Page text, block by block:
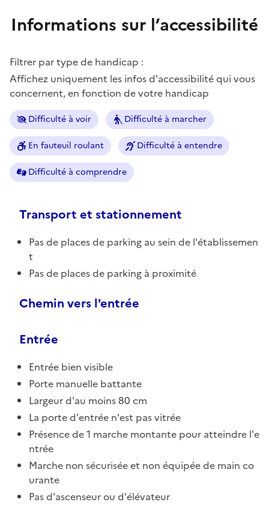
Informations sur l’accessibilité
Filtrer par type de handicap :
Affichez uniquement les infos d'accessibilité qui vous
concernent, en fonction de votre handicap
Difficulté à voir Difficulté à marcher
En fauteuil roulant Difficulté à entendre
Difficulté à comprendre
Transport et stationnement
Pas de places de parking au sein de l'établissemen
t
Pas de places de parking à proximité
Chemin vers l'entrée
Entrée
Entrée bien visible
Porte manuelle battante
Largeur d'au moins 80 cm
La porte d'entrée n'est pas vitrée
Présence de 1 marche montante pour atteindre l'e
ntrée
Marche non sécurisée et non équipée de main co
urante
Pas d'ascenseur ou d'élévateur